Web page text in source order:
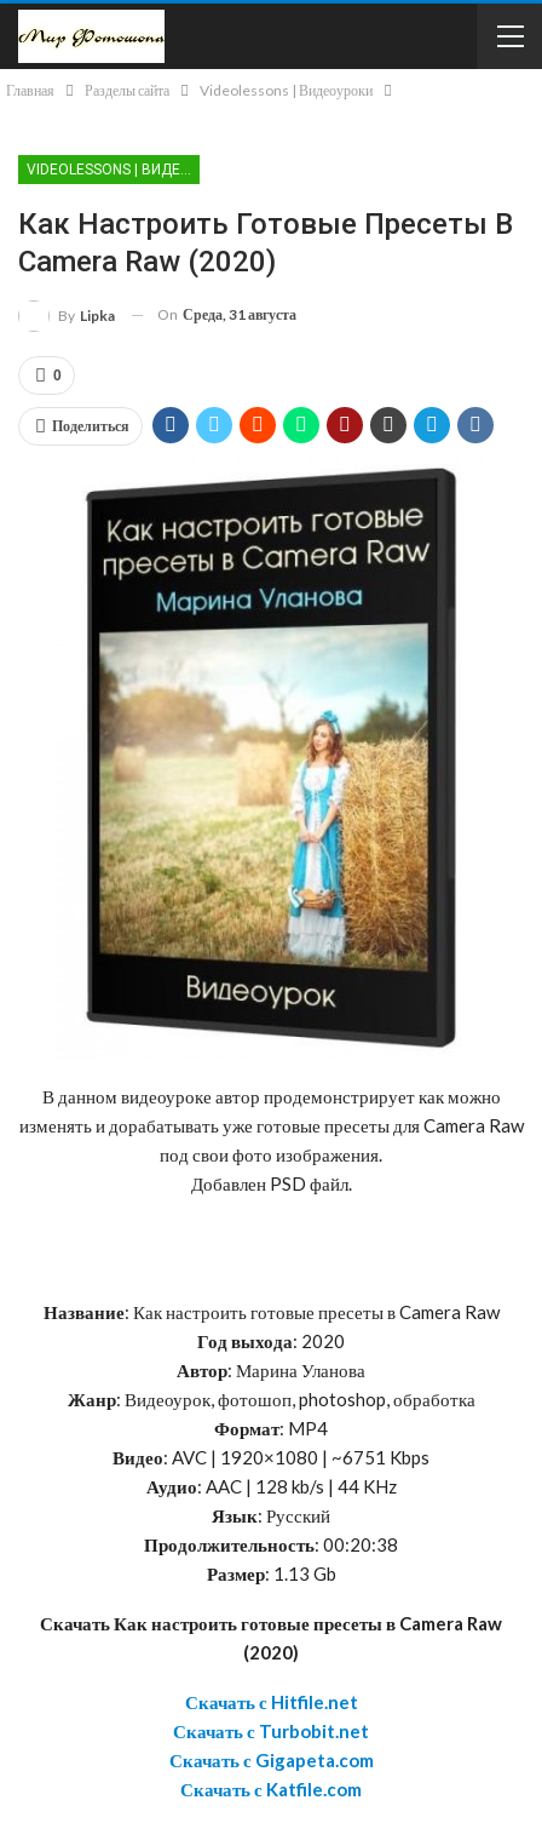
Главная Разделы сайта Videolessons | Видеоуроки
Как Настроить Готовые Пресеты В
Camera Raw (2020)
By Lipka On Среда, 31 августа
0
Поделиться
В данном видеоуроке автор продемонстрирует как можно
изменять и дорабатывать уже готовые пресеты для Camera Raw
под свои фото изображения.
Добавлен PSD файл.
Название: Как настроить готовые пресеты в Camera Raw
Год выхода: 2020
Автор: Марина Уланова
Жанр: Видеоурок, фотошоп, photoshop, обработка
Формат: MP4
Видео: AVC | 1920×1080 | ~6751 Kbps
Аудио: AAC | 128 kb/s | 44 KHz
Язык: Русский
Продолжительность: 00:20:38
Размер: 1.13 Gb
Скачать Как настроить готовые пресеты в Camera Raw
(2020)
Скачать с Hitfile.net
Скачать с Turbobit.net
Скачать с Gigapeta.com
Скачать с Katfile.com